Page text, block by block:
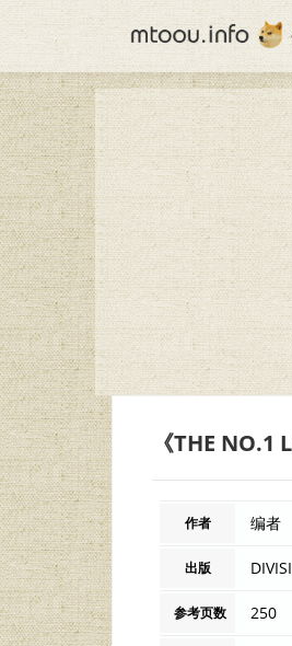
《THE NO.1
作者 编者
出版
参考页数 250